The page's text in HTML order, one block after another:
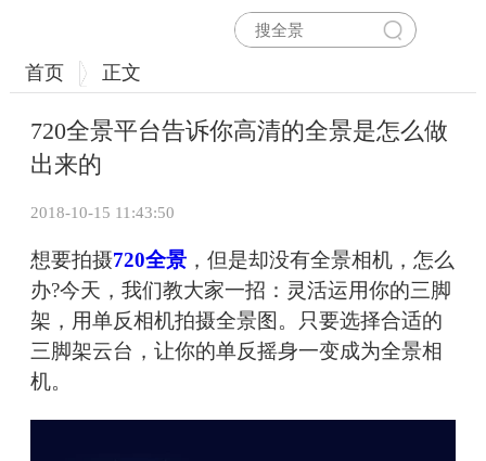
首页 正文
720全景平台告诉你高清的全景是怎么做
出来的
2018-10-15 11:43:50
想要拍摄720全景 ，但是却没有全景相机，怎么
办?今天，我们教大家一招：灵活运用你的三脚
架，用单反相机拍摄全景图。只要选择合适的
三脚架云台，让你的单反摇身一变成为全景相
机。